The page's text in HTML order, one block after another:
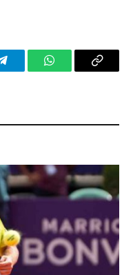
TelegramWhatsAppCopy